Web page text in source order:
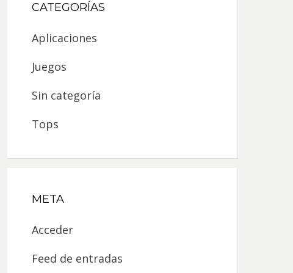
CATEGORÍAS
Aplicaciones
Juegos
Sin categoría
Tops
META
Acceder
Feed de entradas